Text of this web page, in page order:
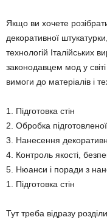
Якщо ви хочете
декоративної
технологій Італійських
законодавцем мод у
вимоги до матеріалів і
1. Підготовка стін
2. Обробка підготовленої
3. Нанесення
4. Контроль якості,
5. Нюанси і поради з
1. Підготовка стін
Тут треба відразу